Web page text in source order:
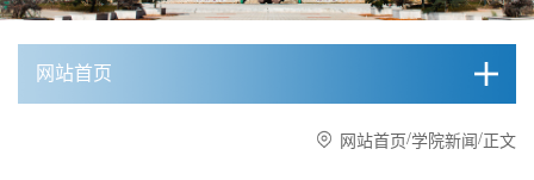
网站首页
网站首页/学院新闻 /正文